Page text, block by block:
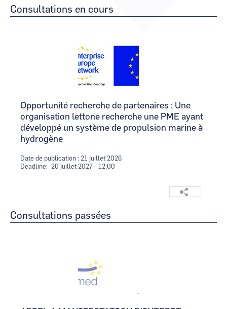
CCI Business
Occitanie
CCI Business
Occitanie
Consultations en cours
Opportunité recherche de partenaires : Une
organisation lettone recherche une PME ayant
développé un système de propulsion marine à
hydrogène
Date de publication : 21 juillet 2026
Deadline
20 juillet 2027 - 12:00
Consultations passées